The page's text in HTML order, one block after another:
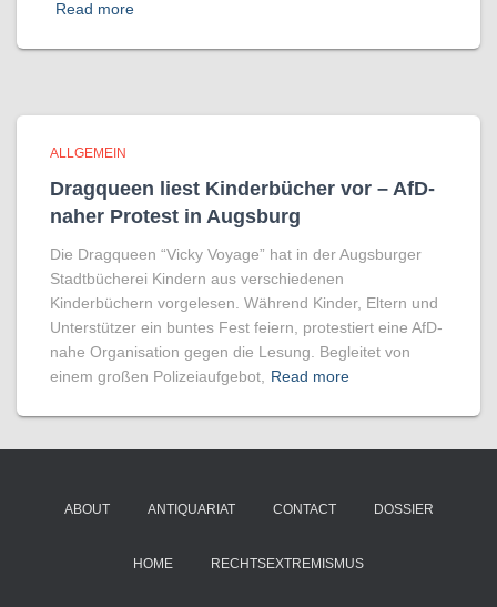
Read more
ALLGEMEIN
Dragqueen liest Kinderbücher vor – AfD-
naher Protest in Augsburg
Die Dragqueen “Vicky Voyage” hat in der Augsburger
Stadtbücherei Kindern aus verschiedenen
Kinderbüchern vorgelesen. Während Kinder, Eltern und
Unterstützer ein buntes Fest feiern, protestiert eine AfD-
nahe Organisation gegen die Lesung. Begleitet von
einem großen Polizeiaufgebot,
Read more
ABOUT ANTIQUARIAT CONTACT DOSSIER
HOME RECHTSEXTREMISMUS